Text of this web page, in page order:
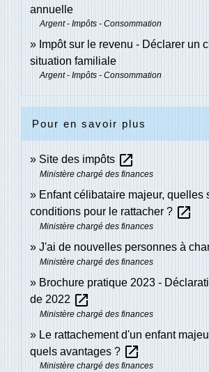
annuelle
Argent - Impôts - Consommation
Impôt sur le revenu - Déclarer un
situation familiale
Argent - Impôts - Consommation
Pour en savoir plus
Site des impôts open_in_new
Ministère chargé des finances
Enfant célibataire majeur, quelles
conditions pour le rattacher ? open_in_new
Ministère chargé des finances
J'ai de nouvelles personnes à
Ministère chargé des finances
Brochure pratique 2023 -
de 2022 open_in_new
Ministère chargé des finances
Le rattachement d'un enfant
quels avantages ? open_in_new
Ministère chargé des finances